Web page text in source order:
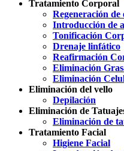
Tratamiento Corporal
Regeneración de
Introducción de
Tonificación
Drenaje linfático
Reafirmación
Eliminación
Eliminación
Eliminación del vello
Depilación
Eliminación de
Eliminación de
Tratamiento Facial
Higiene Facial